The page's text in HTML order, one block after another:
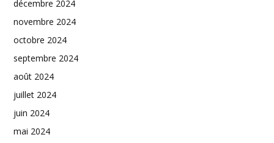
décembre 2024
novembre 2024
octobre 2024
septembre 2024
août 2024
juillet 2024
juin 2024
mai 2024